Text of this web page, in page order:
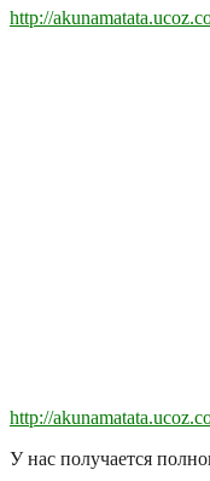
http://
http://
У нас получается